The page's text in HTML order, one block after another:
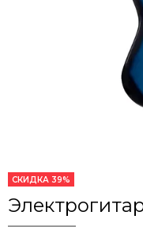
СКИДКА 39%